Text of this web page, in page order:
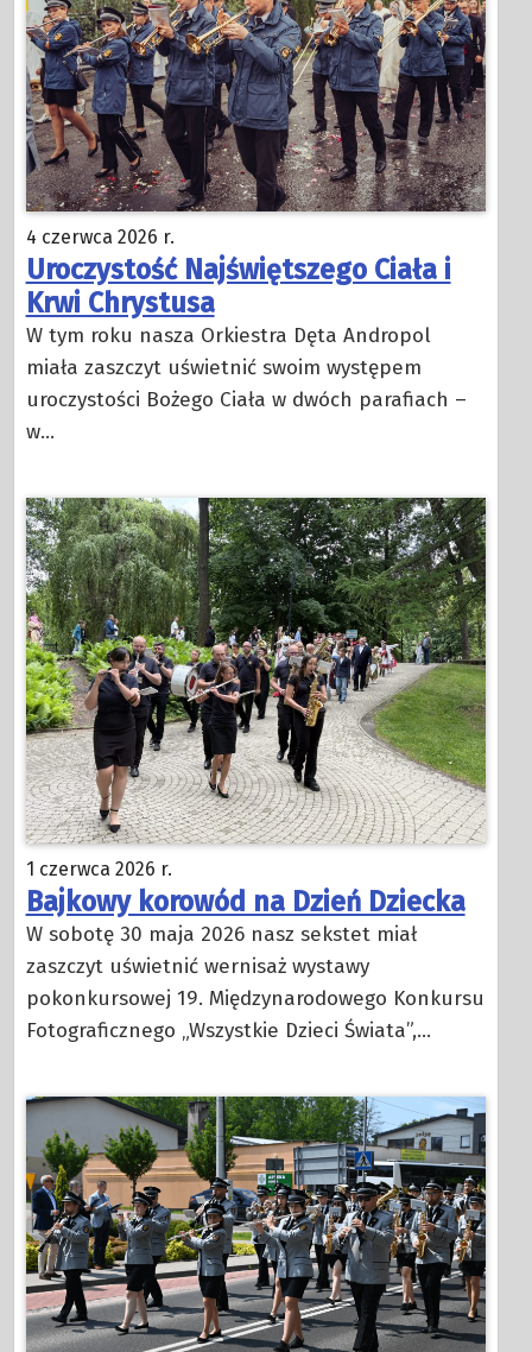
4 czerwca 2026 r.
Uroczystość Najświętszego Ciała i
Krwi Chrystusa
W tym roku nasza Orkiestra Dęta Andropol
miała zaszczyt uświetnić swoim występem
uroczystości Bożego Ciała w dwóch parafiach –
w…
1 czerwca 2026 r.
Bajkowy korowód na Dzień Dziecka
W sobotę 30 maja 2026 nasz sekstet miał
zaszczyt uświetnić wernisaż wystawy
pokonkursowej 19. Międzynarodowego Konkursu
Fotograficznego „Wszystkie Dzieci Świata”,…